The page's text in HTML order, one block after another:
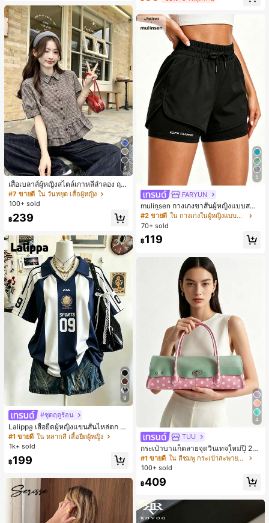
ดินทาง
4
เสื้อเบลาส์ผู้หญิงสไตล์เกาหลีลำลอง ฤดู
ใบไม้ผลิ/ฤดูร้อนใหม่ ชายระบาย ชิคแล
ะหรูหรา
#7 ขายดี ใน วันหยุด เสื้อผู้หญิง
100+ sold
฿239
9
#ชุดฤดูร้อน
Lalippa เสื้อยืดผู้หญิงแขนสั้นไหล่ตก ค
อวีปกเสื้อ ลายพิมพ์ดิจิทัลลายทาง สไตล์
สปอร์ตแฟชั่นมินิมอล ของขวัญสำหรับเ
#1 ขายดี ใน หลากสี เสื้อยืดผู้หญิง
1k+ sold
฿199
5
FARYUN
mulinsen กางเกงขาสั้นผู้หญิงแบบสบา
ยๆ สีพื้น หลวม อเนกประสงค์ กางเกงขา
สั้นกีฬา 2-In-1 สำหรับวิ่ง ฟิตเนส และก
ารฝึกซ้อมกีฬาในฤดูร้อน
#2 ขายดี
ใน กางเกงในผู้หญิงแบบแอคทีฟ
70+ sold
฿119
4
TUU
กระเป๋าบาแก็ตลายจุดวินเทจใหม่ปี 20
26 สำหรับผู้หญิง กระเป๋าเจลลี่แฟชั่นสไ
ตล์หวาน ความจุขนาดใหญ่ กระเป๋าสะ
#1 ขายดี
ใน สีชมพู กระเป๋าสะพายผู้หญิง
100+ sold
฿409